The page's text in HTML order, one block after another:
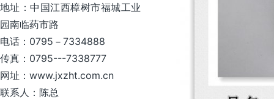
地址：中国江西樟树市福城工业
园南临药市路
电话：0795－7334888
传真：0795---7338777
网址：www.jxzht.com.cn
联系人：陈总